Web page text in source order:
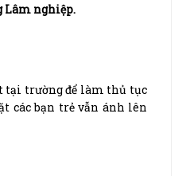
Lâm nghiệp.
tại trường để làm thủ tục
các bạn trẻ vẫn ánh lên